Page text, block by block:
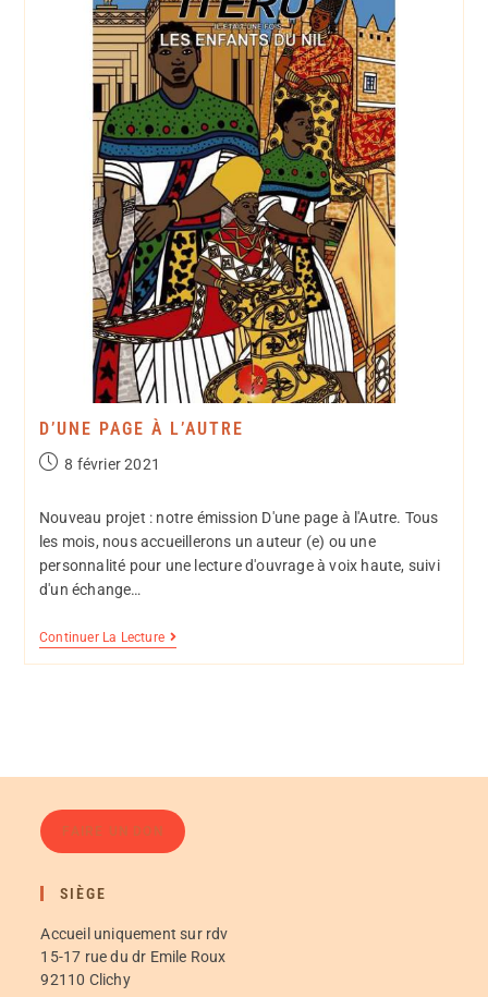
D’UNE PAGE À L’AUTRE
8 février 2021
Nouveau projet : notre émission D'une page à l'Autre. Tous
les mois, nous accueillerons un auteur (e) ou une
personnalité pour une lecture d'ouvrage à voix haute, suivi
d'un échange…
Continuer La Lecture
FAIRE UN DON
SIÈGE
Accueil uniquement sur rdv
15-17 rue du dr Emile Roux
92110 Clichy